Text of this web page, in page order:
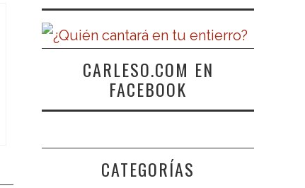
CARLESO.COM EN
FACEBOOK
CATEGORÍAS